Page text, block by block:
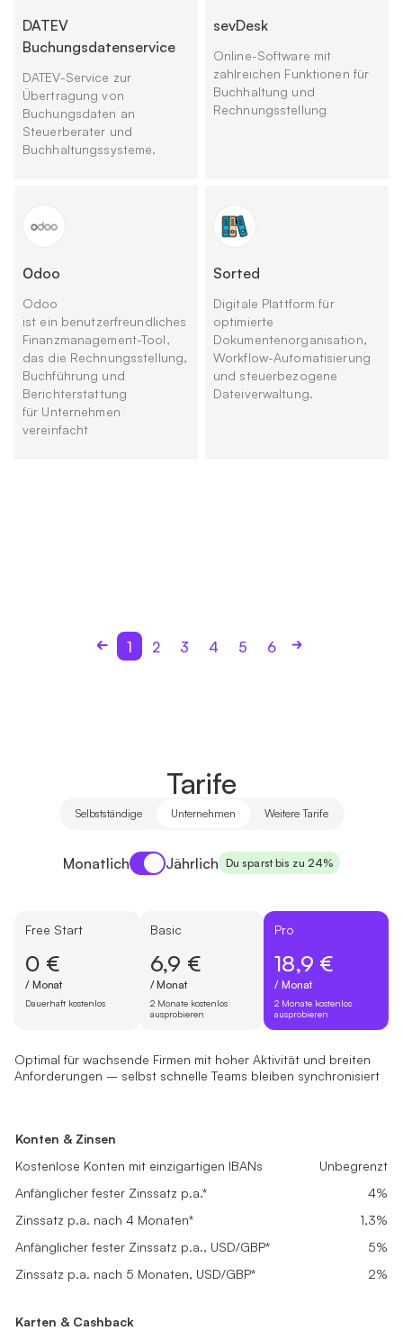
DATEV
Buchungsdatenservice
DATEV-Service zur
Übertragung von
Buchungsdaten an
Steuerberater und
Buchhaltungssysteme.
sevDesk
Online-Software mit
zahlreichen Funktionen für
Buchhaltung und
Rechnungsstellung
Оdoo
Odoo
ist ein benutzerfreundliches
Finanzmanagement-Tool,
das die Rechnungsstellung,
Buchführung und
Berichterstattung
für Unternehmen
vereinfacht
Sorted
Digitale Plattform für
optimierte
Dokumentenorganisation,
Workflow-Automatisierung
und steuerbezogene
Dateiverwaltung.
1 2 3 4 5 6
Tarife
Selbstständige Unternehmen Weitere Tarife
MonatlichPayment period
Jährlich Du sparst bis zu 24%
Free Start
0 €
/ Monat
Dauerhaft kostenlos
Basic
6,9 €
/ Monat
2 Monate kostenlos
ausprobieren
Pro
18,9 €
/ Monat
2 Monate kostenlos
ausprobieren
Optimal für wachsende Firmen mit hoher Aktivität und breiten
Anforderungen – selbst schnelle Teams bleiben synchronisiert
0 € / Monat
Dauerhaft kostenlos
Konten & Zinsen
Kostenlose Konten mit einzigartigen IBANs Unbegrenzt
Anfänglicher fester Zinssatz p.a.*4%
Zinssatz p.a. nach 4 Monaten*0,1%
Anfänglicher fester Zinssatz p.a., USD/GBP*5%
Zinssatz p.a. nach 5 Monaten, USD/GBP*0,2%
Karten & Cashback
6,9 €/ Monat
2 Monate kostenlos ausprobieren
Konten & Zinsen
Kostenlose Konten mit einzigartigen IBANs Unbegrenzt
Anfänglicher fester Zinssatz p.a.*4%
Zinssatz p.a. nach 4 Monaten*0,5%
Anfänglicher fester Zinssatz p.a., USD/GBP*5%
Zinssatz p.a. nach 5 Monaten, USD/GBP*1%
Karten & Cashback
18,9 €/ Monat
2 Monate kostenlos ausprobieren
Konten & Zinsen
Kostenlose Konten mit einzigartigen IBANs
Unbegrenzt
Anfänglicher fester Zinssatz p.a.*
4%
Zinssatz p.a. nach 4 Monaten*
1,3%
Anfänglicher fester Zinssatz p.a., USD/GBP*
5%
Zinssatz p.a. nach 5 Monaten, USD/GBP*
2%
Karten & Cashback